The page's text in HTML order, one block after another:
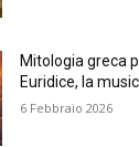
Mitologia greca
Euridice, la
6 Febbraio 2026